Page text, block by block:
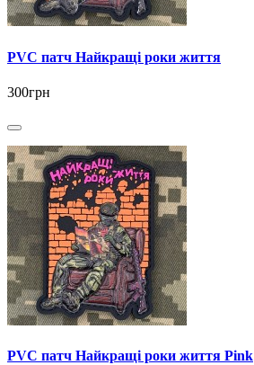
PVC патч Найкращі роки життя
300грн
PVC патч Найкращі роки життя Pink